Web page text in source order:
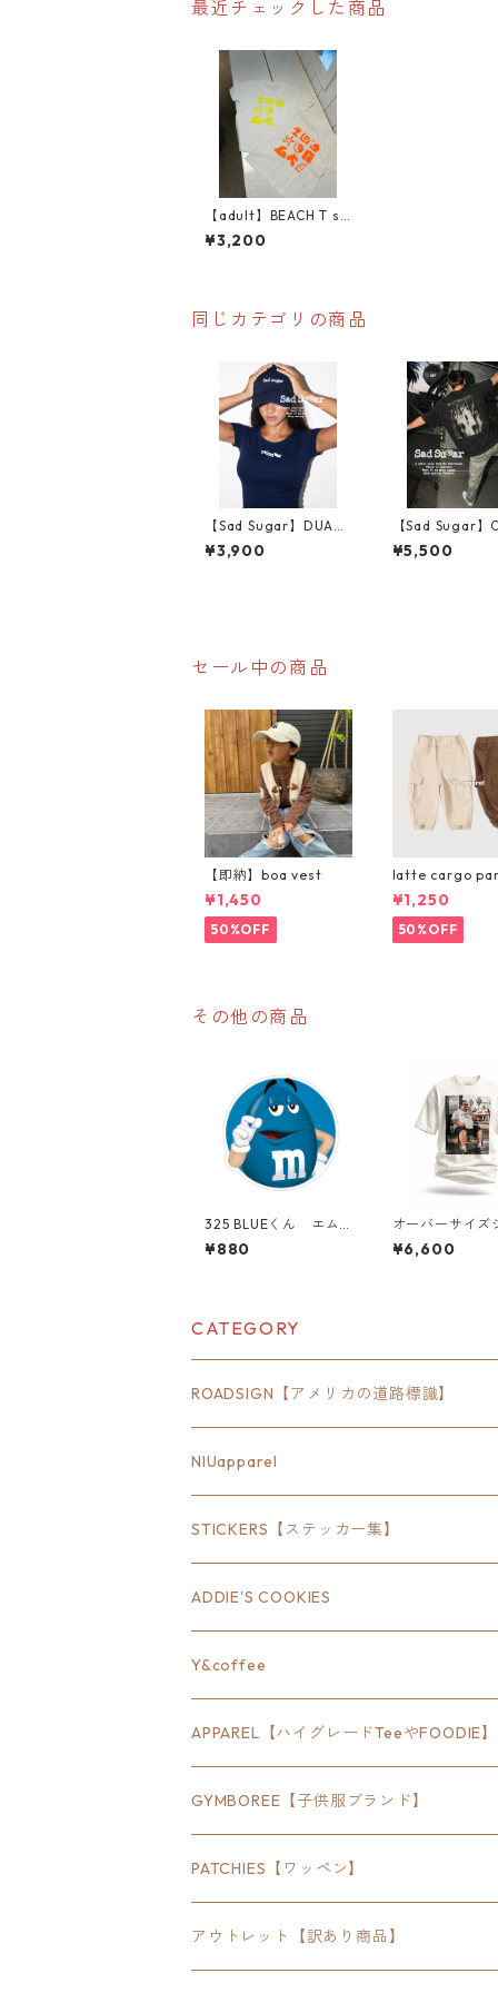
最近チェックした商品
【adult】BEACH T se
cond
¥3,200
同じカテゴリの商品
【Sad Sugar】DUAL t
ee
¥3,900
【Sad Sugar】
VER tee
¥5,500
セール中の商品
【即納】boa vest
¥1,450
50%OFF
latte cargo
¥1,250
50%OFF
その他の商品
325 BLUEくん エム
アンドエムズ M&M's
mms "California Mar
¥880
オーバーサイズ
ット LOS
BUS STOP
¥6,600
CATEGORY
ROADSIGN【アメリカの道路標識】
18inch×6inch
18inch×8inch
18inch×12inch
24inch×8inch
18inch×24inch
30inch×24inch
18inchオクタゴン八角形
24inchオクタゴン八角形
NIUapparel
STICKERS【ステッカー集】
ステート
ハウス
クルマ
セキュリティ
アウトドア
スポーツ
ADDIE'S COOKIES
Y&coffee
APPAREL【ハイグレードTeeやFOODIE】
Bradley
SEWTS
FOODIE
POMONA
GYMBOREE【子供服ブランド】
PATCHIES【ワッペン】
アウトレット【訳あり商品】